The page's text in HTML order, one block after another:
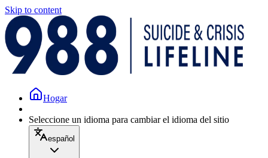
Skip to content
Hogar
Seleccione un idioma para cambiar el idioma del sitio
español